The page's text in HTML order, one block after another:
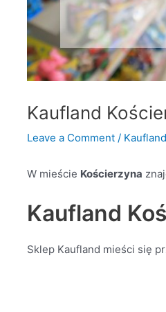
Kaufland
Leave a Comment / Kaufland
W mieście Kościerzyna
Kaufland
Sklep Kaufland mieści się